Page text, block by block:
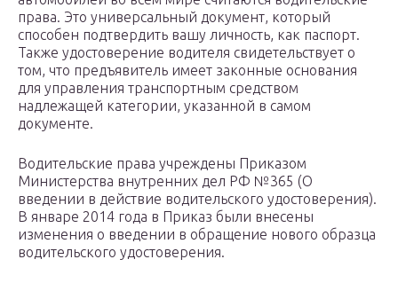
права. Это универсальный документ, который
способен подтвердить вашу личность, как паспорт.
Также удостоверение водителя свидетельствует о
том, что предъявитель имеет законные основания
для управления транспортным средством
надлежащей категории, указанной в самом
документе.
Водительские права учреждены Приказом
Министерства внутренних дел РФ №365 (О
введении в действие водительского удостоверения).
В январе 2014 года в Приказ были внесены
изменения о введении в обращение нового образца
водительского удостоверения.